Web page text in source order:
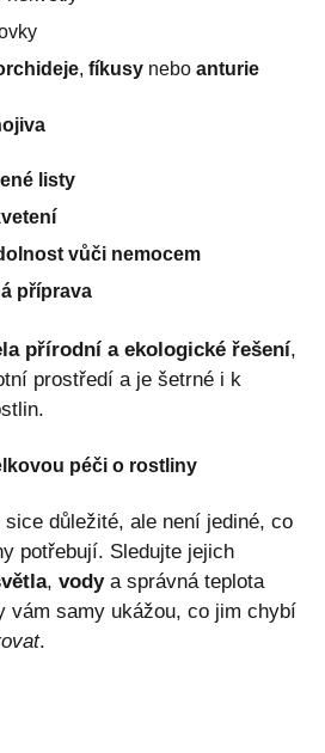
, fíkusy nebo anturie
listy
vůči nemocem
příprava
přírodní a ekologické řešení,
prostředí a je šetrné i k
péči o rostliny
důležité, ale není jediné, co
potřebují. Sledujte jejich
, vodya správná teplota
vám samy ukážou, co jim chybí
.